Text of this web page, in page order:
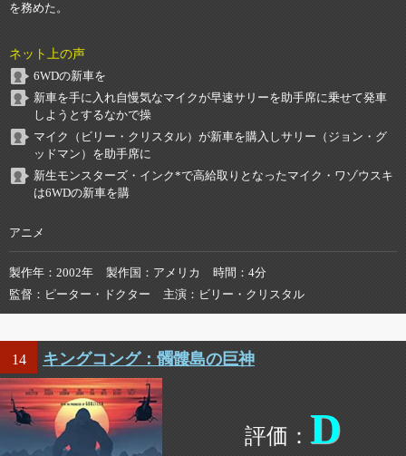
を務めた。
ネット上の声
6WDの新車を
新車を手に入れ自慢気なマイクが早速サリーを助手席に乗せて発車
しようとするなかで操
マイク（ビリー・クリスタル）が新車を購入しサリー（ジョン・グ
ッドマン）を助手席に
新生モンスターズ・インク*で高給取りとなったマイク・ワゾウスキ
は6WDの新車を購
アニメ
製作年 2002年 製作国 アメリカ 時間
4分
監督
ピーター・ドクター 主演 ビリー・クリスタル
14 キングコング：髑髏島の巨神
D